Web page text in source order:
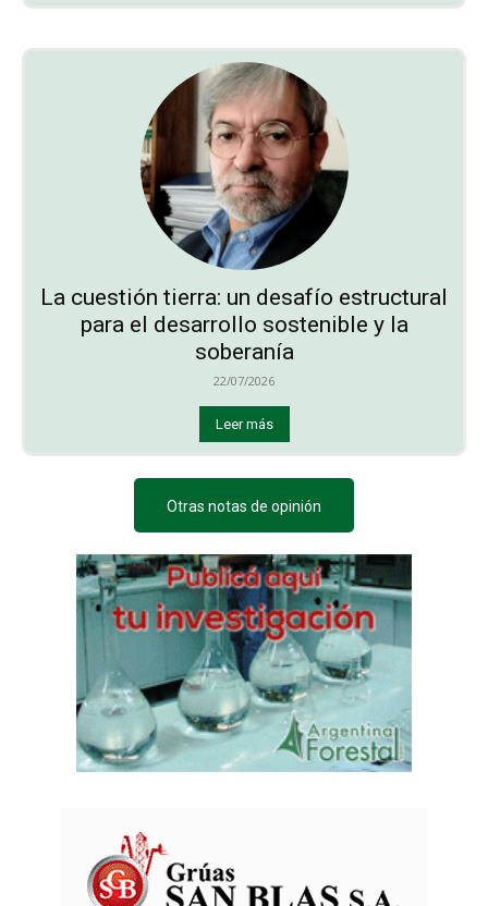
La cuestión tierra: un desafío estructural
para el desarrollo sostenible y la
soberanía
22/07/2026
Leer más
Otras notas de opinión